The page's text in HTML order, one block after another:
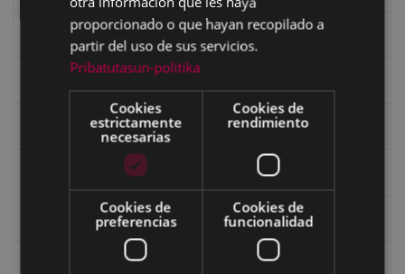
Ermitas
Fondo Carlos Narbaiza
Iglesia de Azitain
proporcionado o que hayan recopilado a
partir del uso de sus servicios.
Pribatutasun-politika
Cookies
estrictamente
necesarias
Cookies de
rendimiento
Cookies de
preferencias
Cookies de
funcionalidad